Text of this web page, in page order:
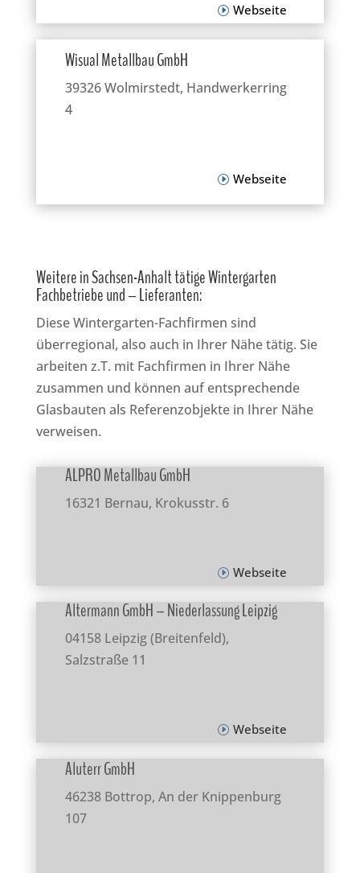
Webseite
Wisual Metallbau GmbH
39326 Wolmirstedt, Handwerkerring
4
Webseite
Weitere in Sachsen-Anhalt tätige Wintergarten
Fachbetriebe und – Lieferanten:
Diese Wintergarten-Fachfirmen sind
überregional, also auch in Ihrer Nähe tätig. Sie
arbeiten z.T. mit Fachfirmen in Ihrer Nähe
zusammen und können auf entsprechende
Glasbauten als Referenzobjekte in Ihrer Nähe
verweisen.
ALPRO Metallbau GmbH
16321 Bernau, Krokusstr. 6
Webseite
Altermann GmbH – Niederlassung Leipzig
04158 Leipzig (Breitenfeld),
Salzstraße 11
Webseite
Aluterr GmbH
46238 Bottrop, An der Knippenburg
107